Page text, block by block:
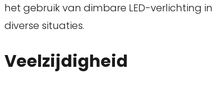
het gebruik van dimbare LED-verlichting in
diverse situaties.
Veelzijdigheid